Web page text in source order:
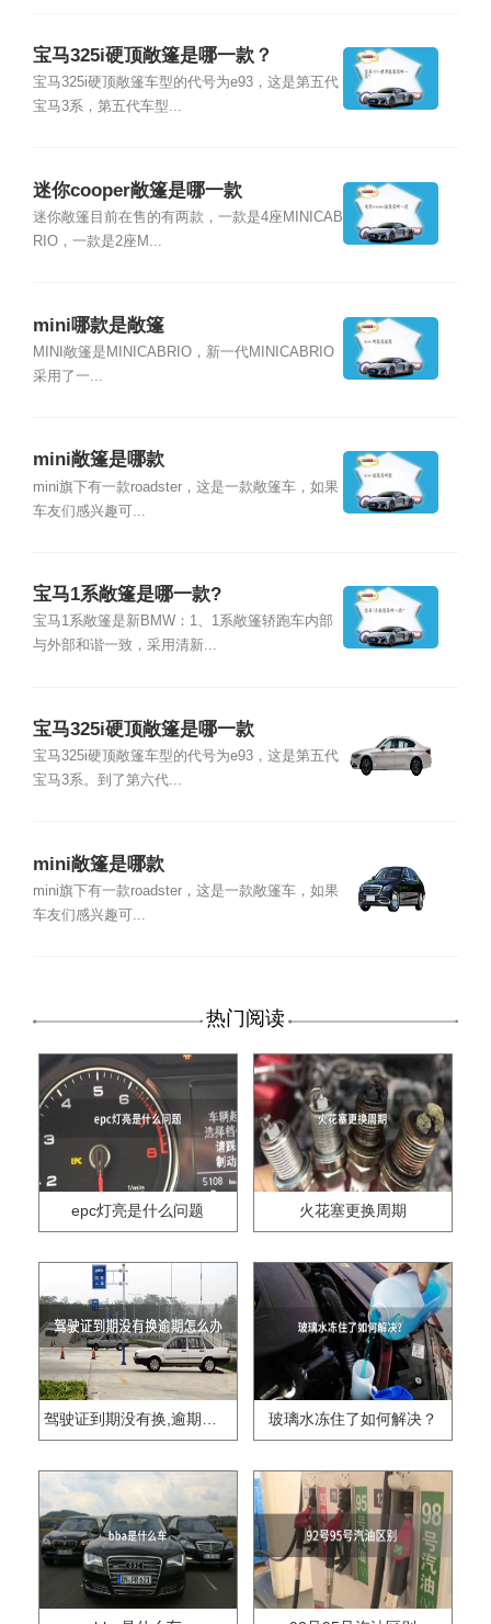
宝马325i硬顶敞篷是哪一款？
宝马325i硬顶敞篷车型的代号为e93，这是第五代
宝马3系，第五代车型...
迷你cooper敞篷是哪一款
迷你敞篷目前在售的有两款，一款是4座MINICAB
RIO，一款是2座M...
mini哪款是敞篷
MINI敞篷是MINICABRIO，新一代MINICABRIO
采用了一...
mini敞篷是哪款
mini旗下有一款roadster，这是一款敞篷车，如果
车友们感兴趣可...
宝马1系敞篷是哪一款?
宝马1系敞篷是新BMW：1、1系敞篷轿跑车内部
与外部和谐一致，采用清新...
宝马325i硬顶敞篷是哪一款
宝马325i硬顶敞篷车型的代号为e93，这是第五代
宝马3系。到了第六代...
mini敞篷是哪款
mini旗下有一款roadster，这是一款敞篷车，如果
车友们感兴趣可...
热门阅读
epc灯亮是什么问题 火花塞更换周期
驾驶证到期没有换,逾期怎么办?? 玻璃水冻住了如何解决？